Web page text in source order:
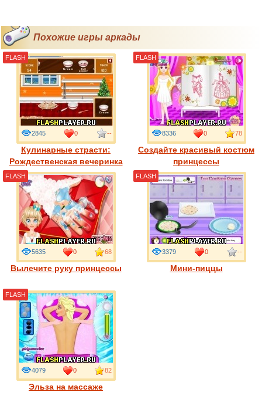
Похожие игры аркады
Кулинарные страсти:
Рождественская вечеринка
2845 0 --
FLASH
Создайте красивый костюм
принцессы
8336 0 78
FLASH
Вылечите руку принцессы
5635 0 68
FLASH
Мини-пиццы
3379 0 --
FLASH
Эльза на массаже
4079 0 82
FLASH